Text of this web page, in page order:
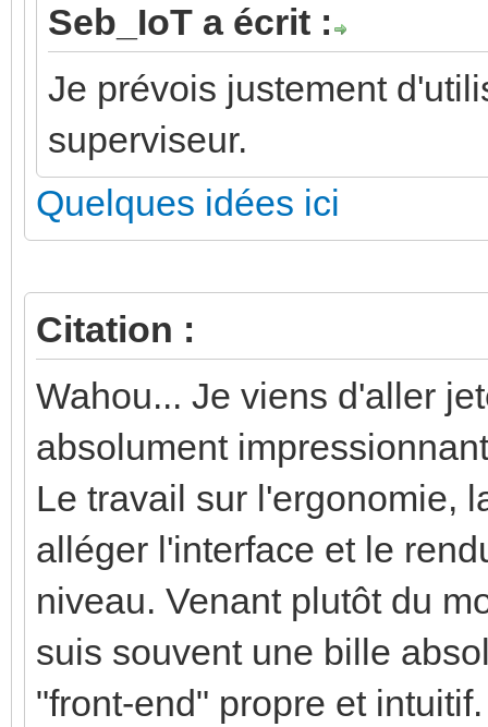
Seb_IoT a écrit :
Je prévois justement
superviseur.
Quelques idées ici
Citation :
Wahou... Je viens d'aller
absolument
Le travail sur l'ergonomie,
alléger l'interface et le
niveau. Venant plutôt du
suis souvent une bille
"front-end" propre et